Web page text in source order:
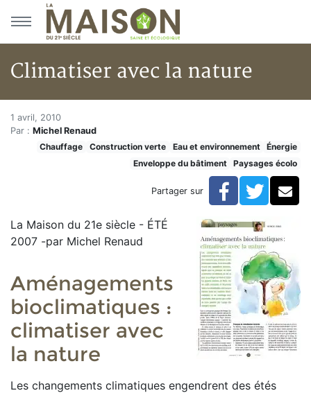
Aller au menu principal
Aller au contenu principal
Climatiser avec la nature
Accueil
Articles
Construction verte
Enveloppe du bâtiment
Climatiser avec la nature
Climatiser avec la nature
1 avril, 2010
Par : Michel Renaud
Chauffage
Construction verte Eau et environnement
Énergie
Enveloppe du bâtiment
Paysages écolo
Partager sur Facebook
La Maison du 21e siècle - ÉTÉ
2007 -par Michel Renaud
Aménagements
bioclimatiques :
climatiser avec
la nature
Les changements climatiques engendrent des étés